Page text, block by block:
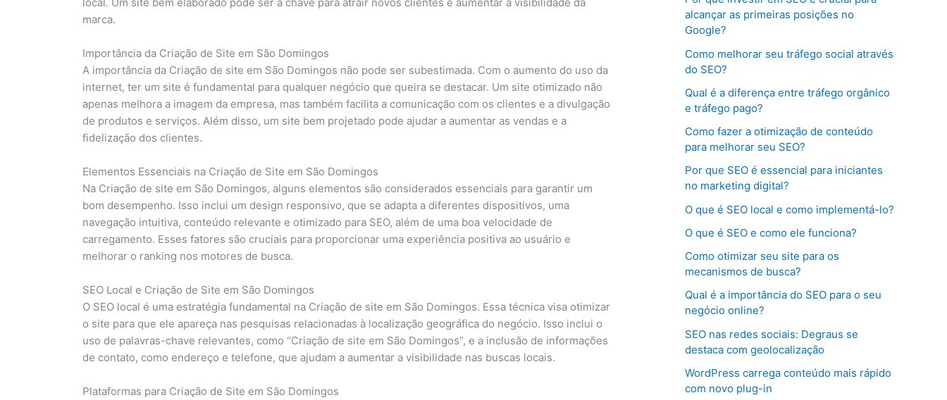
marca.
Importância da Criação de Site em São Domingos
A importância da Criação de site em São Domingos não pode ser subestimada. Com o aumento do uso da
internet, ter um site é fundamental para qualquer negócio que queira se destacar. Um site otimizado não
apenas melhora a imagem da empresa, mas também facilita a comunicação com os clientes e a divulgação
de produtos e serviços. Além disso, um site bem projetado pode ajudar a aumentar as vendas e a
fidelização dos clientes.
Elementos Essenciais na Criação de Site em São Domingos
Na Criação de site em São Domingos, alguns elementos são considerados essenciais para garantir um
bom desempenho. Isso inclui um design responsivo, que se adapta a diferentes dispositivos, uma
navegação intuitiva, conteúdo relevante e otimizado para SEO, além de uma boa velocidade de
carregamento. Esses fatores são cruciais para proporcionar uma experiência positiva ao usuário e
melhorar o ranking nos motores de busca.
SEO Local e Criação de Site em São Domingos
O SEO local é uma estratégia fundamental na Criação de site em São Domingos. Essa técnica visa otimizar
o site para que ele apareça nas pesquisas relacionadas à localização geográfica do negócio. Isso inclui o
uso de palavras-chave relevantes, como “Criação de site em São Domingos”, e a inclusão de informações
de contato, como endereço e telefone, que ajudam a aumentar a visibilidade nas buscas locais.
Plataformas para Criação de Site em São Domingos
alcançar as primeiras posições no
Google?
Como melhorar seu tráfego social através
do SEO?
Qual é a diferença entre tráfego orgânico
e tráfego pago?
Como fazer a otimização de conteúdo
para melhorar seu SEO?
Por que SEO é essencial para iniciantes
no marketing digital?
O que é SEO local e como implementá-lo?
O que é SEO e como ele funciona?
Como otimizar seu site para os
mecanismos de busca?
Qual é a importância do SEO para o seu
negócio online?
SEO nas redes sociais: Degraus se
destaca com geolocalização
WordPress carrega conteúdo mais rápido
com novo plug-in